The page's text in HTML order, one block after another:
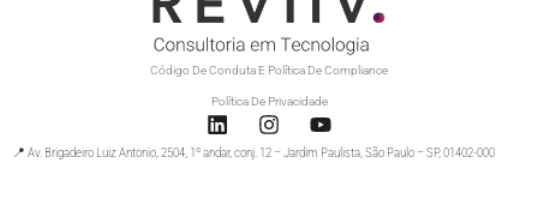
Código De Conduta E Política De Compliance
Política De Privacidade
📍 Av. Brigadeiro Luiz Antonio, 2504, 1º andar, conj. 12 – Jardim Paulista, São Paulo – SP, 01402-000